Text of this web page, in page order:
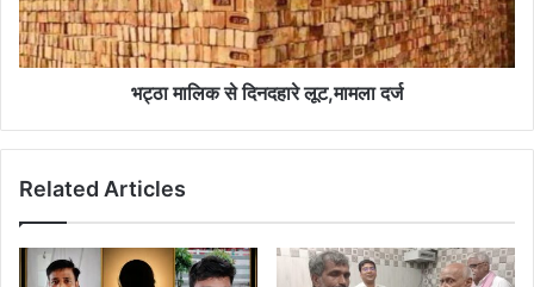
भट्ठा मालिक से दिनदहारे लूट,मामला दर्ज
Related Articles